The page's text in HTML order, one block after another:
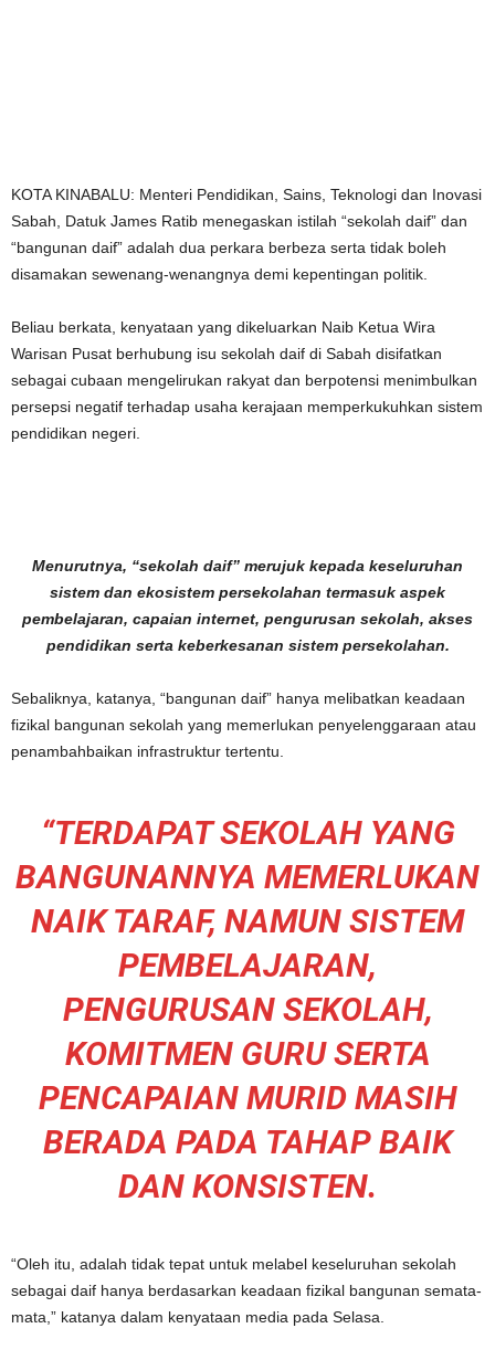
KOTA KINABALU: Menteri Pendidikan, Sains, Teknologi dan Inovasi
Sabah, Datuk James Ratib menegaskan istilah “sekolah daif” dan
“bangunan daif” adalah dua perkara berbeza serta tidak boleh
disamakan sewenang-wenangnya demi kepentingan politik.
Beliau berkata, kenyataan yang dikeluarkan Naib Ketua Wira
Warisan Pusat berhubung isu sekolah daif di Sabah disifatkan
sebagai cubaan mengelirukan rakyat dan berpotensi menimbulkan
persepsi negatif terhadap usaha kerajaan memperkukuhkan sistem
pendidikan negeri.
Menurutnya, “sekolah daif” merujuk kepada keseluruhan
sistem dan ekosistem persekolahan termasuk aspek
pembelajaran, capaian internet, pengurusan sekolah, akses
pendidikan serta keberkesanan sistem persekolahan.
Sebaliknya, katanya, “bangunan daif” hanya melibatkan keadaan
fizikal bangunan sekolah yang memerlukan penyelenggaraan atau
penambahbaikan infrastruktur tertentu.
“TERDAPAT SEKOLAH YANG
BANGUNANNYA MEMERLUKAN
NAIK TARAF, NAMUN SISTEM
PEMBELAJARAN,
PENGURUSAN SEKOLAH,
KOMITMEN GURU SERTA
PENCAPAIAN MURID MASIH
BERADA PADA TAHAP BAIK
DAN KONSISTEN.
“Oleh itu, adalah tidak tepat untuk melabel keseluruhan sekolah
sebagai daif hanya berdasarkan keadaan fizikal bangunan semata-
mata,” katanya dalam kenyataan media pada Selasa.